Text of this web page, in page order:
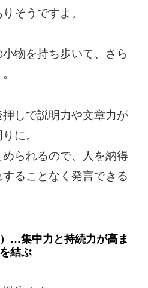
そうですよ。
物を持ち歩いて、さら
しで説明力や文章力が
に。
られるので、人を納得
ることなく発言できる
…集中力と持続力が高ま
結ぶ